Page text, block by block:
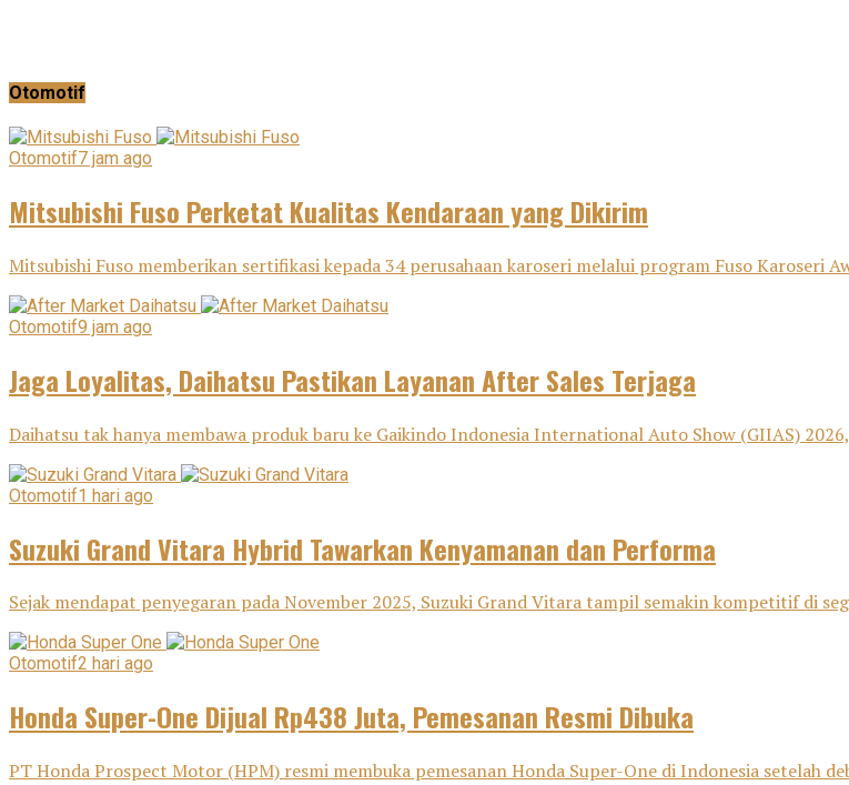
Otomotif
Otomotif7 jam ago
Mitsubishi Fuso Perketat Kualitas Kendaraan yang Dikirim
Mitsubishi Fuso memberikan sertifikasi kepada 34 perusahaan karoseri melalui program Fuso Karoseri
Otomotif9 jam ago
Jaga Loyalitas, Daihatsu Pastikan Layanan After Sales Terjaga
Daihatsu tak hanya membawa produk baru ke Gaikindo Indonesia International Auto Show (GIIAS)
Otomotif1 hari ago
Suzuki Grand Vitara Hybrid Tawarkan Kenyamanan dan Performa
Sejak mendapat penyegaran pada November 2025, Suzuki Grand Vitara tampil semakin kompetitif di
Otomotif2 hari ago
Honda Super-One Dijual Rp438 Juta, Pemesanan Resmi Dibuka
PT Honda Prospect Motor (HPM) resmi membuka pemesanan Honda Super-One di Indonesia setelah